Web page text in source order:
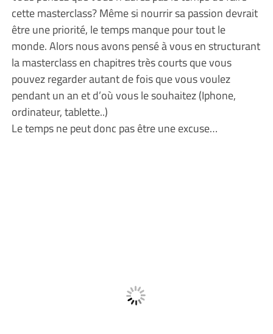
cette masterclass? Même si nourrir sa passion devrait
être une priorité, le temps manque pour tout le
monde. Alors nous avons pensé à vous en structurant
la masterclass en chapitres très courts que vous
pouvez regarder autant de fois que vous voulez
pendant un an et d’où vous le souhaitez (Iphone,
ordinateur, tablette..)
Le temps ne peut donc pas être une excuse…